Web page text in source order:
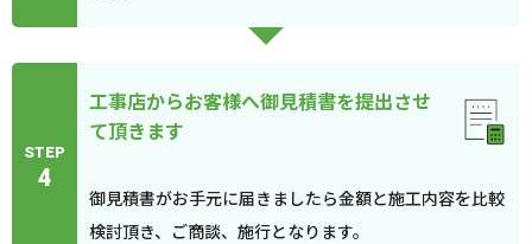
STEP
4
工事店からお客様へ御見積書を提出させ
て頂きます
御見積書がお手元に届きましたら金額と施工内容を比較
検討頂き、ご商談、施行となります。